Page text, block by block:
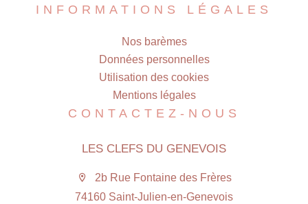
INFORMATIONS LÉGALES
Nos barèmes
Données personnelles
Utilisation des cookies
Mentions légales
CONTACTEZ-NOUS
LES CLEFS DU GENEVOIS
2b Rue Fontaine des Frères
74160 Saint-Julien-en-Genevois